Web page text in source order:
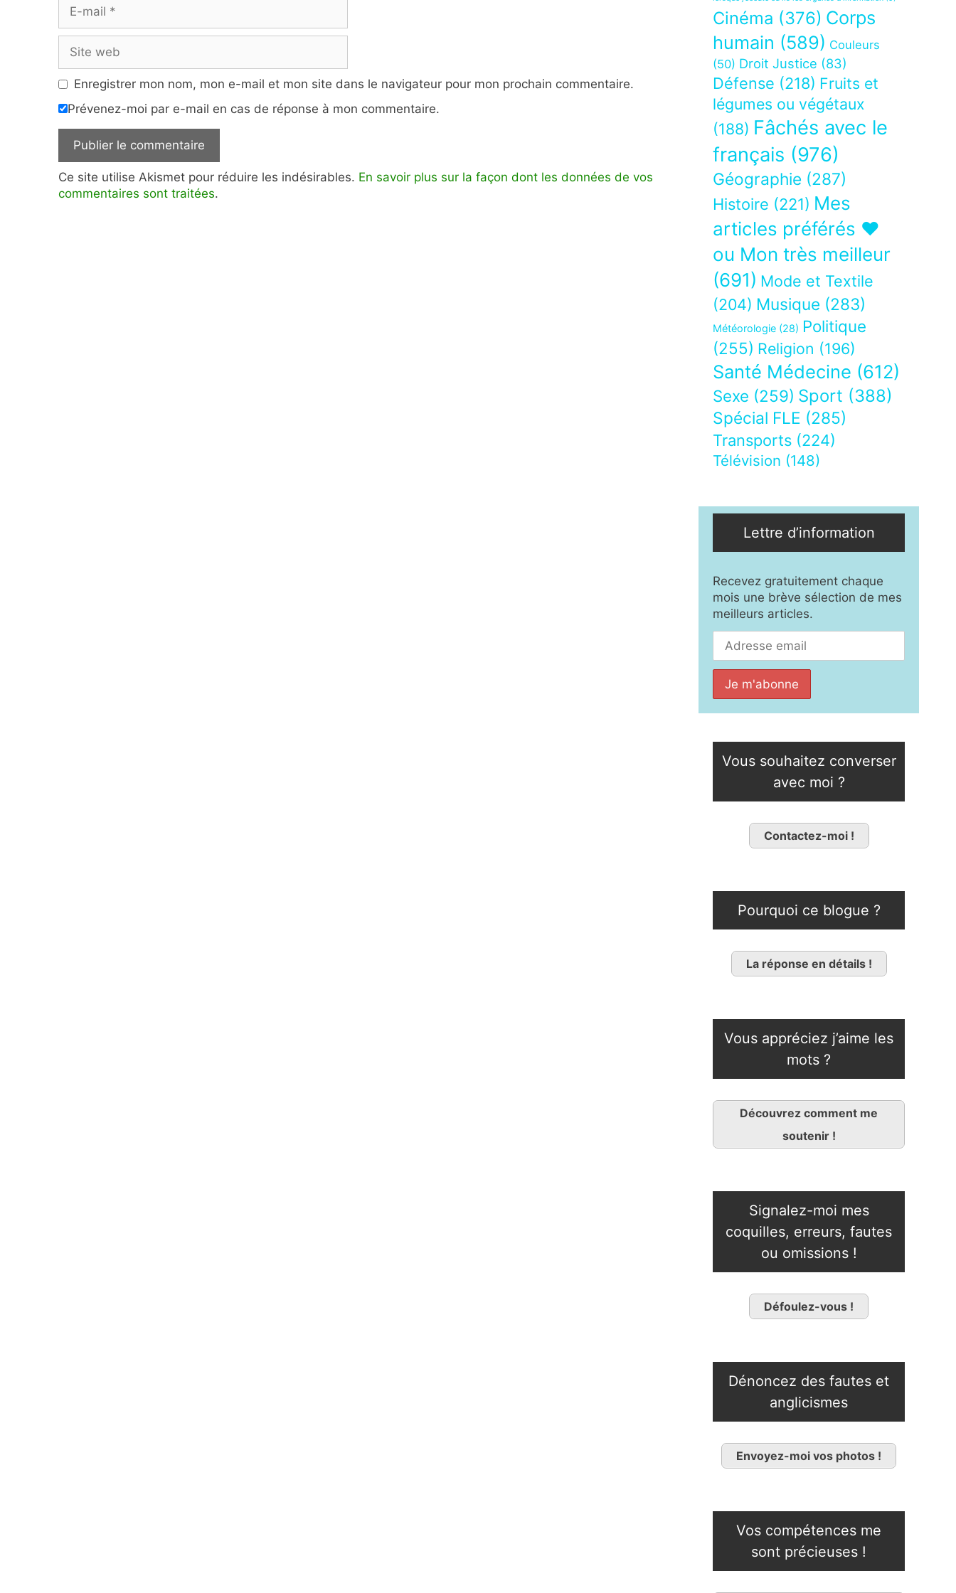
mail
web
Enregistrer mon nom, mon e-mail et mon site dans le navigateur pour mon prochain commentaire.
Prévenez-moi par e-mail en cas de réponse à mon commentaire.
Ce site utilise Akismet pour réduire les indésirables. En savoir plus sur la façon dont les données de vos
commentaires sont traitées.
Cinéma (376) Corps
humain (589) Couleurs
(50) Droit Justice (83)
Défense (218) Fruits et
légumes ou végétaux
(188) Fâchés avec le
français (976)
Géographie (287)
Histoire (221) Mes
articles préférés ❤
ou Mon très meilleur
(691) Mode et Textile
(204) Musique (283)
Météorologie (28) Politique
(255) Religion (196)
Santé Médecine (612)
Sexe (259) Sport (388)
Spécial FLE (285)
Transports (224)
Télévision (148)
Lettre d’information
Recevez gratuitement chaque
mois une brève sélection de mes
meilleurs articles.
Vous souhaitez converser
avec moi ?
Contactez-moi !
Pourquoi ce blogue ?
La réponse en détails !
Vous appréciez j’aime les
mots ?
Découvrez comment me
soutenir !
Signalez-moi mes
coquilles, erreurs, fautes
ou omissions !
Défoulez-vous !
Dénoncez des fautes et
anglicismes
Envoyez-moi vos photos !
Vos compétences me
sont précieuses !